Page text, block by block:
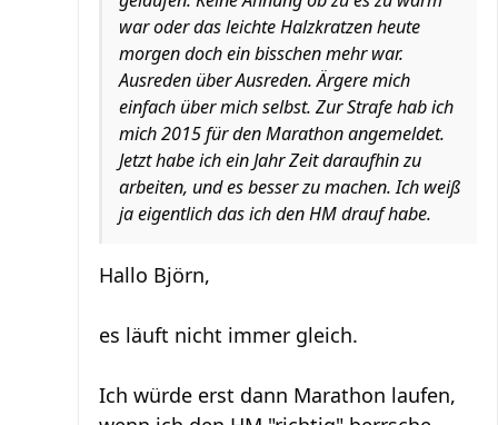
war oder das leichte Halzkratzen heute
morgen doch ein bisschen mehr war.
Ausreden über Ausreden. Ärgere mich
einfach über mich selbst. Zur Strafe hab ich
mich 2015 für den Marathon angemeldet.
Jetzt habe ich ein Jahr Zeit daraufhin zu
arbeiten, und es besser zu machen. Ich weiß
ja eigentlich das ich den HM drauf habe.
Hallo Björn,
es läuft nicht immer gleich.
Ich würde erst dann Marathon laufen,